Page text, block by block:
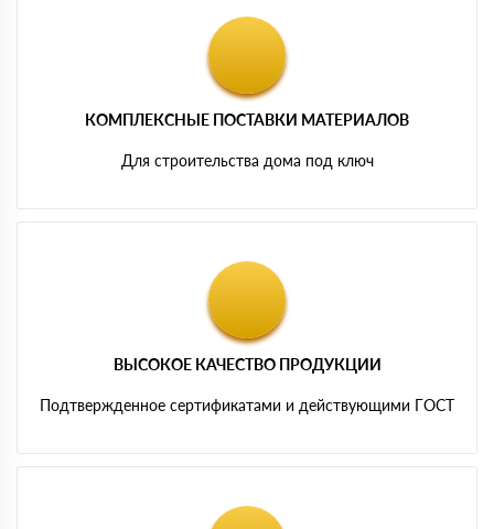
КОМПЛЕКСНЫЕ ПОСТАВКИ МАТЕРИАЛОВ
Для строительства дома под ключ
ВЫСОКОЕ КАЧЕСТВО ПРОДУКЦИИ
Подтвержденное сертификатами и действующими ГОСТ